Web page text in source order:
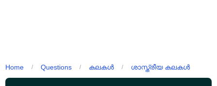
Home / Questions / കലകൾ / ശാസ്ത്രീയ കലകൾ